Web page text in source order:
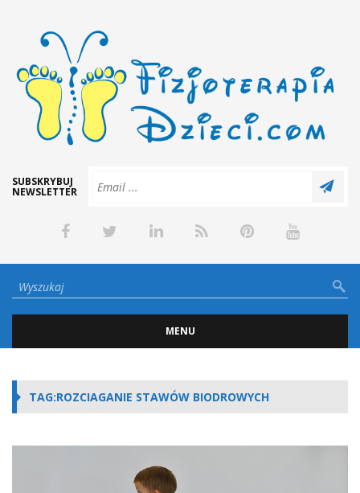
SUBSKRYBUJ
NEWSLETTER
MENU
TAG:ROZCIAGANIE STAWÓW BIODROWYCH